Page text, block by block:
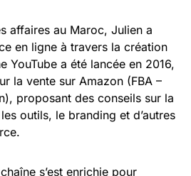
affaires au Maroc, Julien a
en ligne à travers la création
YouTube a été lancée en 2016,
la vente sur Amazon (FBA –
proposant des conseils sur la
outils, le branding et d’autres
s’est enrichie pour